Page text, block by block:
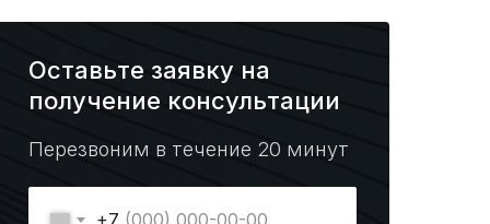
Оставьте заявку на
получение консультации
Перезвоним в течение 20 минут
+7